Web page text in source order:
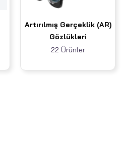
Artırılmış Gerçeklik (AR)
Gözlükleri
22 Ürünler